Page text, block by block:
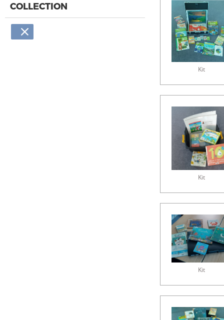
COLLECTION
Kit
Kit
Kit